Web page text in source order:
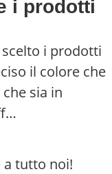
i prodotti
i prodotti
il colore che
sia in
a tutto noi!